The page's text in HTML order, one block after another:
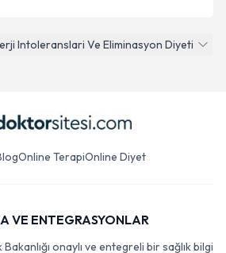
Intoleranslari Ve Eliminasyon Diyeti
Online TerapiOnline Diyet
VE ENTEGRASYONLAR
onaylı ve entegreli bir sağlık bilgi